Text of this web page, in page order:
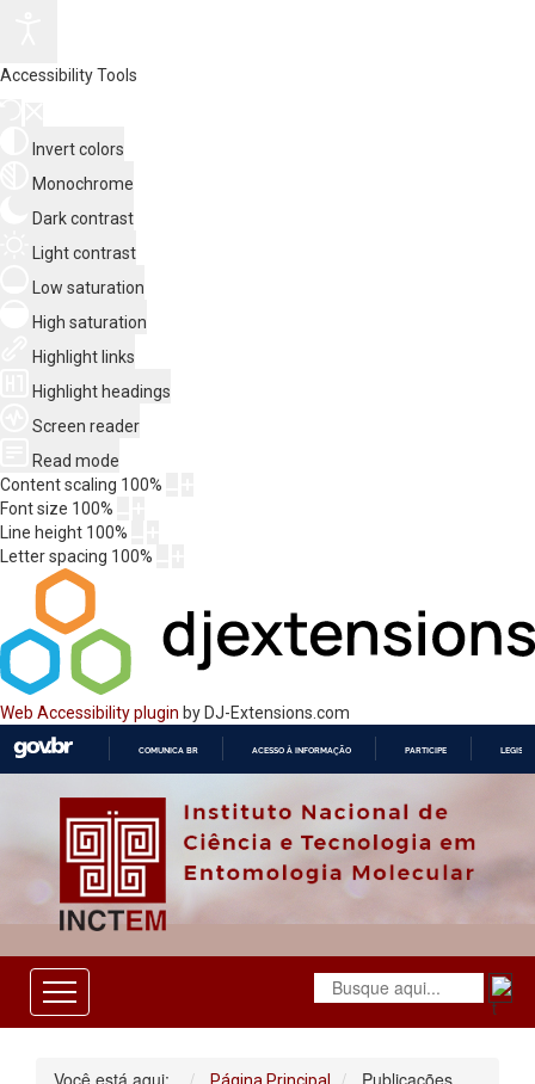
Accessibility Tools
Invert colors
Monochrome
Dark contrast
Light contrast
Low saturation
High saturation
Highlight links
Highlight headings
Screen reader
Read mode
Content scaling 100%
Font size 100%
Line height 100%
Letter spacing 100%
Web Accessibility plugin by DJ-Extensions.com
O
COMUNICA BR ACESSO À INFORMAÇÃO PARTICIPE
Você está aqui: Página Principal Publicações